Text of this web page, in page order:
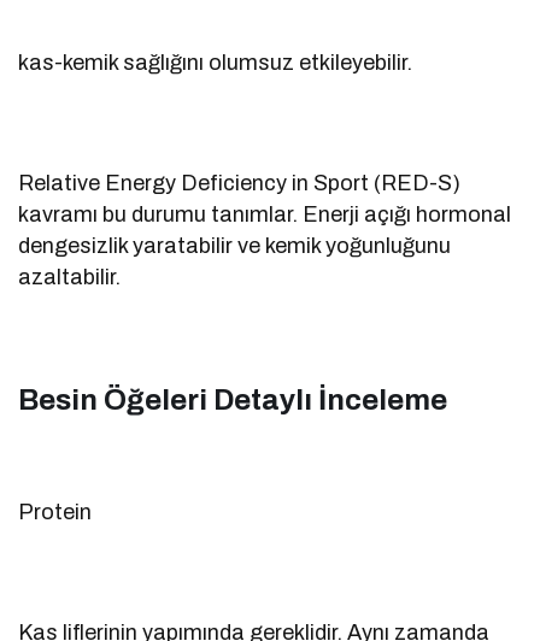
kas-kemik sağlığını olumsuz etkileyebilir.
Relative Energy Deficiency in Sport (RED-S)
kavramı bu durumu tanımlar. Enerji açığı hormonal
dengesizlik yaratabilir ve kemik yoğunluğunu
azaltabilir.
Besin Öğeleri Detaylı İnceleme
Protein
Kas liflerinin yapımında gereklidir. Aynı zamanda